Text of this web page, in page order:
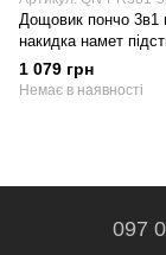
Дощовик пончо 3в1
накидка намет
кемпінговий
Qunature PR381
1 079 грн
Немає в наявності
097